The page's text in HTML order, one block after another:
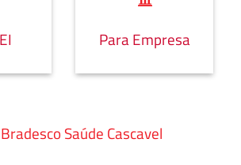
Para Empresa
Saúde Cascavel